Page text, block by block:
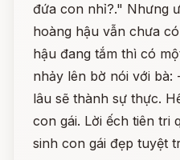
đứa con nhỉ?." Nhưng
hoàng hậu vẫn chưa
hậu đang tắm thì có
nhảy lên bờ nói với
lâu sẽ thành sự thực.
con gái. Lời ếch tiên tri
sinh con gái đẹp tuyệt